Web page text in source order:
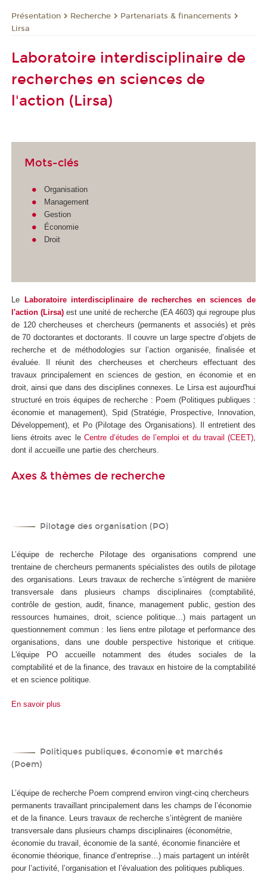
Présentation Recherche
Partenariats & financements
Lirsa
Laboratoire interdisciplinaire de
recherches en sciences de
l'action (Lirsa)
Mots-clés
Organisation
Management
Gestion
Économie
Droit
Le
Laboratoire interdisciplinaire de recherches en sciences de
l'action (Lirsa) est une unité de recherche (EA 4603) qui regroupe plus
de 120 chercheuses et chercheurs (permanents et associés) et près
de 70 doctorantes et doctorants. Il couvre un large spectre d’objets de
recherche et de méthodologies sur l’action organisée, finalisée et
évaluée. Il réunit des chercheuses et chercheurs effectuant des
travaux principalement en sciences de gestion, en économie et en
droit, ainsi que dans des disciplines connexes. Le Lirsa est aujourd'hui
structuré en trois équipes de recherche : Poem (Politiques publiques :
économie et management), Spid (Stratégie, Prospective, Innovation,
Développement), et Po (Pilotage des Organisations). Il entretient des
liens étroits avec le Centre d’études de l’emploi et du travail (CEET),
dont il accueille une partie des chercheurs.
Axes & thèmes de recherche
Pilotage des organisation (PO)
L’équipe de recherche Pilotage des organisations comprend une
trentaine de chercheurs permanents spécialistes des outils de pilotage
des organisations. Leurs travaux de recherche s’intègrent de manière
transversale dans plusieurs champs disciplinaires (comptabilité,
contrôle de gestion, audit, finance, management public, gestion des
ressources humaines, droit, science politique…) mais partagent un
questionnement commun : les liens entre pilotage et performance des
organisations, dans une double perspective historique et critique.
L'équipe PO accueille notamment des études sociales de la
comptabilité et de la finance, des travaux en histoire de la comptabilité
et en science politique.
En savoir plus
Politiques publiques, économie et marchés
(Poem)
L’équipe de recherche Poem comprend environ vingt-cinq chercheurs
permanents travaillant principalement dans les champs de l’économie
et de la finance. Leurs travaux de recherche s’intègrent de manière
transversale dans plusieurs champs disciplinaires (économétrie,
économie du travail, économie de la santé, économie financière et
économie théorique, finance d’entreprise…) mais partagent un intérêt
pour l’activité, l’organisation et l’évaluation des politiques publiques.